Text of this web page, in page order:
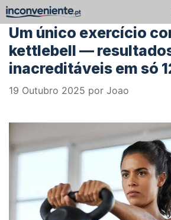
Saltar
para
conteúdo
Um único exercício
kettlebell —
inacreditáveis em só
19 Outubro 2025 por Joao